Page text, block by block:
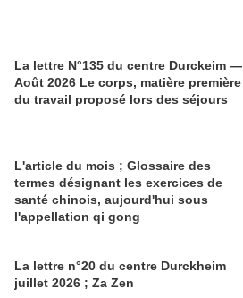
La lettre N°135 du centre Durckeim —
Août 2026 Le corps, matière première
du travail proposé lors des séjours
L'article du mois ; Glossaire des
termes désignant les exercices de
santé chinois, aujourd'hui sous
l'appellation qi gong
La lettre n°20 du centre Durckheim
juillet 2026 ; Za Zen